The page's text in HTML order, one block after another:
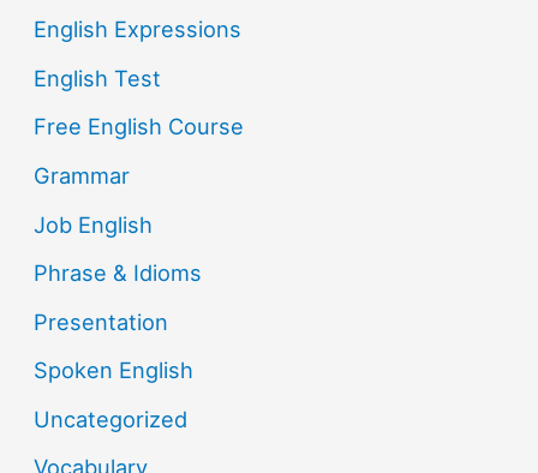
English Expressions
English Test
Free English Course
Grammar
Job English
Phrase & Idioms
Presentation
Spoken English
Uncategorized
Vocabulary